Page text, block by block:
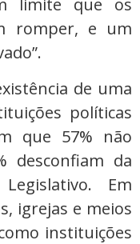
limite que os
romper, e um
de uma
políticas
que 57% não
desconfiam da
Em
igrejas e meios
instituições